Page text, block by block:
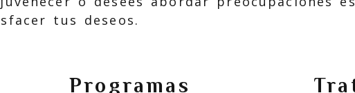
tus deseos.
Programas